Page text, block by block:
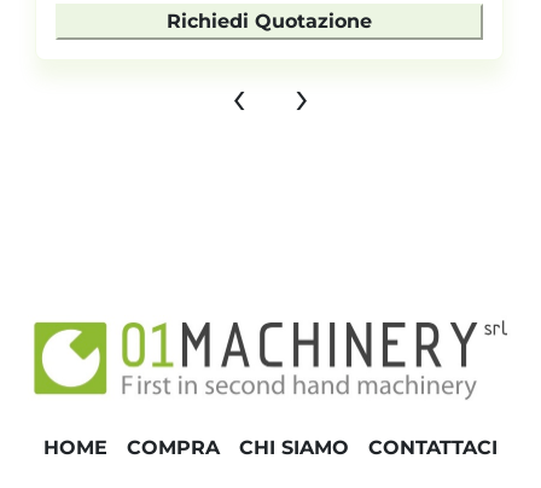
Richiedi Quotazione
‹ ›
HOME COMPRA CHI SIAMO CONTATTACI